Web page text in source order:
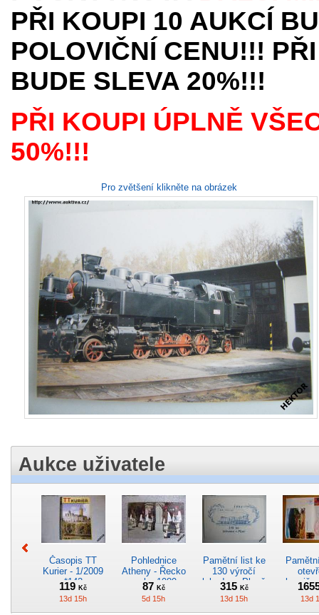
PŘI KOUPI 10 AUKCÍ
POLOVIČNÍ CENU!!!
BUDE SLEVA 20%!!!
PŘI KOUPI ÚPLNĚ
50%!!!
Pro zvětšení klikněte na obrázek
Aukce uživatele
Časopis TT
Kurier - 1/2009
*142
119Kč
13d 15h
Pohlednice
Atheny - Řecko
z roku 1989.
Nová nepoužitá
*5019
87 Kč
5d 15h
Pamětní list ke
130 výročí
lokodepa Plzeň
*2963
315 Kč
13d 15h 13d